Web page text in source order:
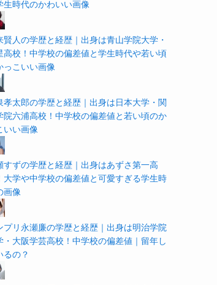
生時代のかわいい画像
賢人の学歴と経歴｜出身は青山学院大学・
高校！中学校の偏差値と学生時代や若い頃
っこいい画像
孝太郎の学歴と経歴｜出身は日本大学・関
院六浦高校！中学校の偏差値と若い頃のか
いい画像
すずの学歴と経歴｜出身はあずさ第一高
大学や中学校の偏差値と可愛すぎる学生時
画像
プリ永瀬廉の学歴と経歴｜出身は明治学院
・大阪学芸高校！中学校の偏差値｜留年し
るの？